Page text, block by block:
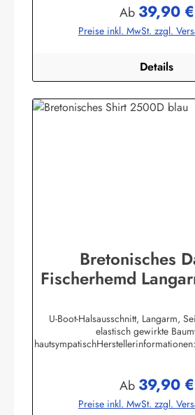
bekleidung.de
Regulärer Preis:
Ab 39,90 €
Preise inkl. MwSt. zzgl.
Details
Bretonisches
Fischerhemd
U-Boot-Halsausschnitt, Langarm,
elastisch gewirkte
Regulärer Preis:
Ab 39,90 €
Preise inkl. MwSt. zzgl.